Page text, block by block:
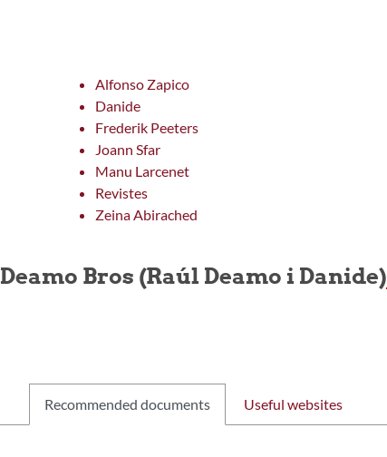
Alfonso Zapico
Danide
Frederik Peeters
Joann Sfar
Manu Larcenet
Revistes
Zeina Abirached
Deamo Bros (Raúl Deamo i Danide)
Recommended documents Useful websites